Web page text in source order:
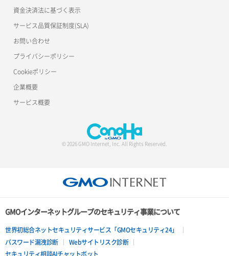
ポート作成（追加IP用）
ポート削除
ポート詳細取得
ロードバランサー一覧取得
ロードバランサー削除
ロードバランサー更新
ロードバランサー詳細取得
ロードバランサー追加
資金決済法に基づく表示
サービス品質保証制度(SLA)
お問い合わせ
プライバシーポリシー
Cookieポリシー
企業概要
サービス概要
© 2026 GMO Internet, Inc. All Rights Reserved.
GMOインターネットグループのセキュリティ事業について
世界初総合ネットセキュリティサービス「GMOセキュリティ24」
パスワード漏洩診断
Webサイトリスク診断
セキュリティ相談AIチャットボット